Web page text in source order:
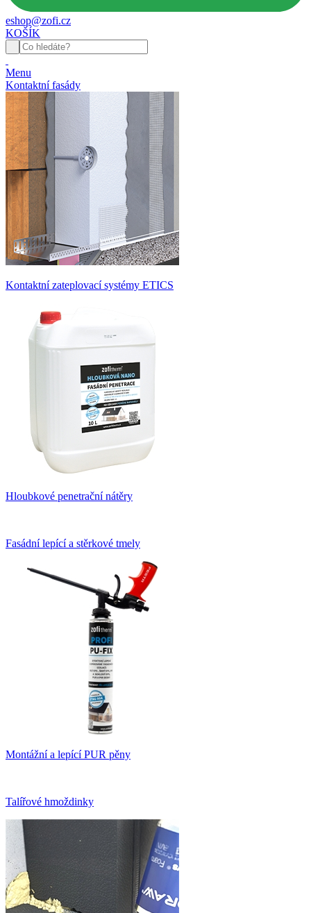
eshop@zofi.cz
KOŠÍK
Menu
Kontaktní fasády
Kontaktní zateplovací systémy ETICS
Hloubkové penetrační nátěry
Fasádní lepící a stěrkové tmely
Montážní a lepící PUR pěny
Talířové hmoždinky